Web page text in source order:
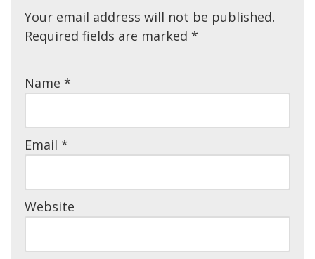
Your email address will not be published.
Required fields are marked *
Name *
Email *
Website